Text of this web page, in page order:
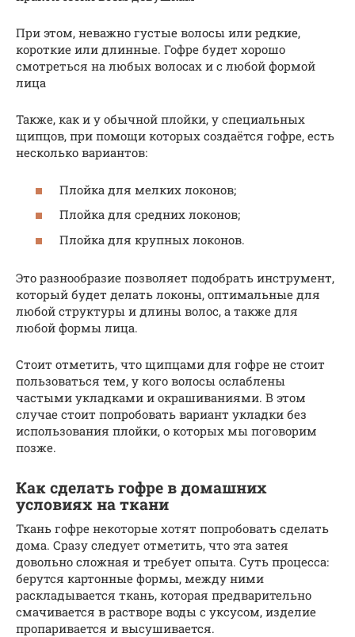
При этом, неважно густые волосы или редкие,
короткие или длинные. Гофре будет хорошо
смотреться на любых волосах и с любой формой
лица
Также, как и у обычной плойки, у специальных
щипцов, при помощи которых создаётся гофре, есть
несколько вариантов:
Плойка для мелких локонов;
Плойка для средних локонов;
Плойка для крупных локонов.
Это разнообразие позволяет подобрать инструмент,
который будет делать локоны, оптимальные для
любой структуры и длины волос, а также для
любой формы лица.
Стоит отметить, что щипцами для гофре не стоит
пользоваться тем, у кого волосы ослаблены
частыми укладками и окрашиваниями. В этом
случае стоит попробовать вариант укладки без
использования плойки, о которых мы поговорим
позже.
Как сделать гофре в домашних
условиях на ткани
Ткань гофре некоторые хотят попробовать сделать
дома. Сразу следует отметить, что эта затея
довольно сложная и требует опыта. Суть процесса:
берутся картонные формы, между ними
раскладывается ткань, которая предварительно
смачивается в растворе воды с уксусом, изделие
пропаривается и высушивается.